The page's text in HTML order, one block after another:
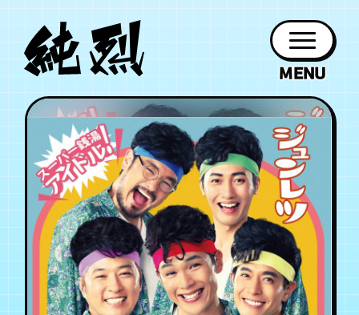
お知らせ
NEWS
日程
SCHEDULE
チケット
TICKET
紹介
PROFILE
作品
DISCOGRAPHY
日記
BLOG
グッズ
GOODS
ホーム
HOME
ファン
クラブ
年会員制ファンクラブ
会員登録 ログイン
チケット
FC TICKET
お知らせ
FC NEWS
ムービー
MOVIE